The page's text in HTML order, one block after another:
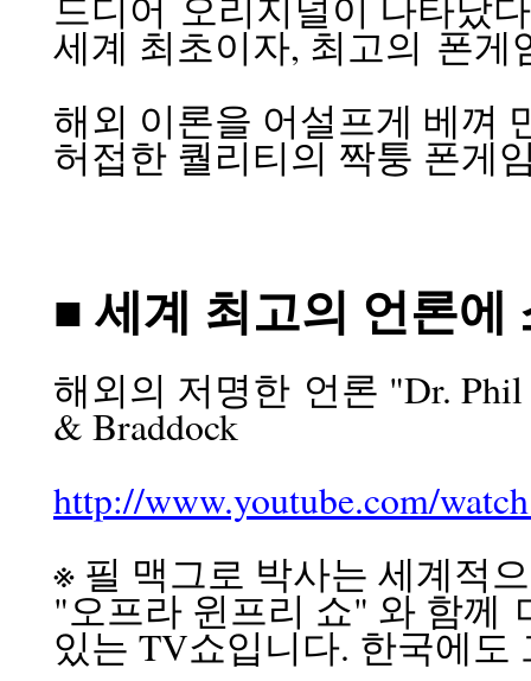
세계 최초이자, 최고의 폰게
해외 이론을 어설프게 베껴
허접한 퀄리티의 짝퉁 폰게
■ 세계 최고의 언론
해외의 저명한 언론 "Dr.
& Braddock
http://www.youtube.com/
※ 필 맥그로 박사는 세계적
"오프라 윈프리 쇼" 와 함께
있는 TV쇼입니다. 한국에